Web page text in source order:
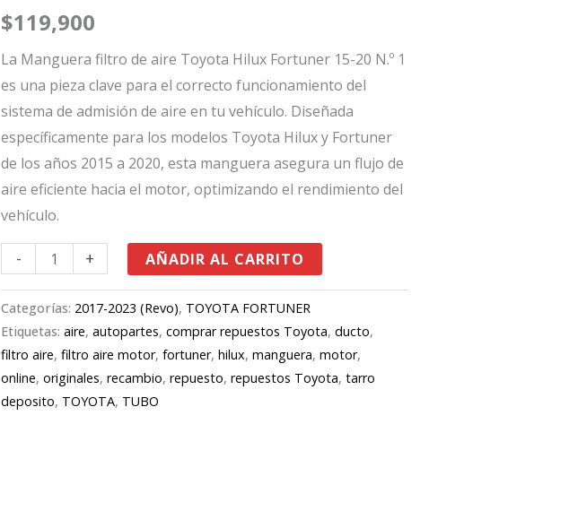
$119,900
La Manguera filtro de aire Toyota Hilux Fortuner 15-20 N.º 1
es una pieza clave para el correcto funcionamiento del
sistema de admisión de aire en tu vehículo. Diseñada
específicamente para los modelos Toyota Hilux y Fortuner
de los años 2015 a 2020, esta manguera asegura un flujo de
aire eficiente hacia el motor, optimizando el rendimiento del
vehículo.
-
TOYOTA
HILUX
FORTUNER
15-
20
N.º
1
17881-
cantidad
+ AÑADIR AL CARRITO
Categorías: 2017-2023 (Revo), TOYOTA FORTUNER
Etiquetas:aire,autopartes,comprar repuestos Toyota,ducto,
filtro aire,filtro aire motor,fortuner,hilux,manguera,motor,
online,originales,recambio,repuesto,repuestos Toyota,tarro
deposito, TOYOTA, TUBO